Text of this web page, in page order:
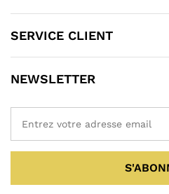
SERVICE CLIENT
NEWSLETTER